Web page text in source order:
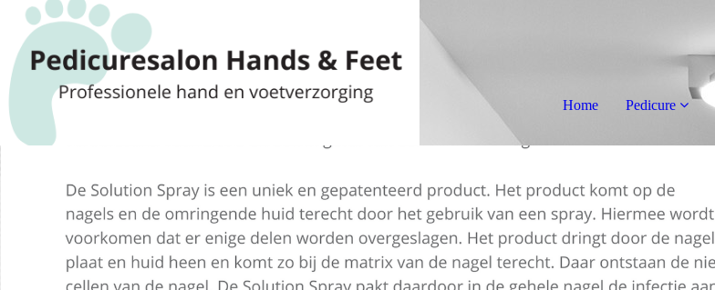
Home Pedicure